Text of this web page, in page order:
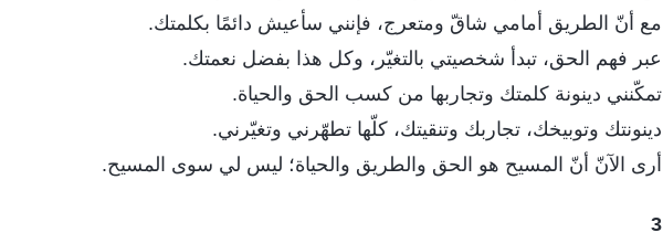
مع أنّ الطريق أمامي شاقّ ومتعرج، فإنني سأعيش دائمًا بكلمتك.
عبر فهم الحق، تبدأ شخصيتي بالتغيّر، وكل هذا بفضل نعمتك.
تمكّنني دينونة كلمتك وتجاربها من كسب الحق والحياة.
دينونتك وتوبيخك، تجاربك وتنقيتك، كلّها تطهّرني وتغيّرني.
أرى الآنّ أنّ المسيح هو الحق والطريق والحياة؛ ليس لي سوى المسيح.
3